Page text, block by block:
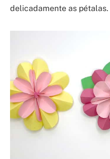
delicadamente as pétalas.